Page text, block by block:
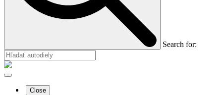
Search for:
Close